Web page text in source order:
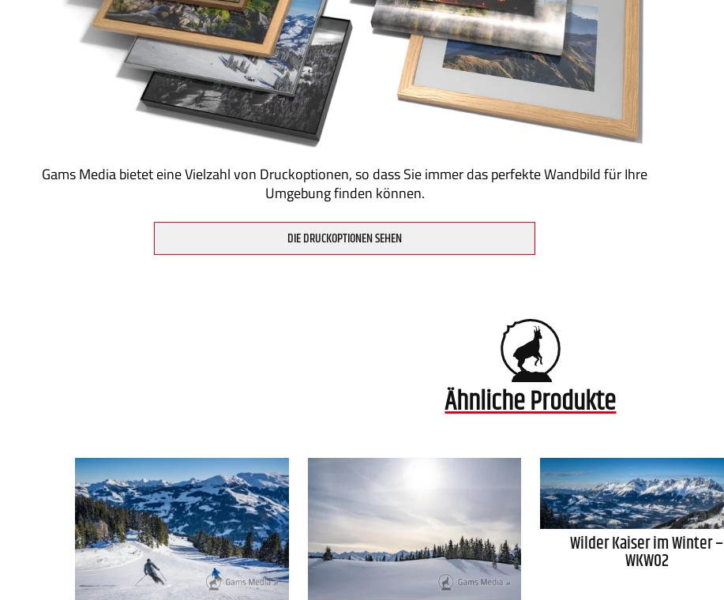
Gams Media bietet eine Vielzahl von Druckoptionen, so dass Sie immer das perfekte Wandbild für Ihre
Umgebung finden können.
DIE DRUCKOPTIONEN SEHEN
Ähnliche Produkte
Wilder Kaiser im Winter –
WKW02